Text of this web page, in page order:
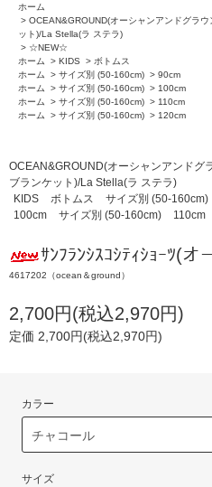
ホーム
> OCEAN&GROUND(オーシャンアンドグラ
ット)/La Stella(ラ ステラ)
> ☆NEW☆
ホーム
> KIDS > ボトムス
ホーム
> サイズ別 (50-160cm) > 90cm
ホーム
> サイズ別 (50-160cm) > 100cm
ホーム
> サイズ別 (50-160cm) > 110cm
ホーム
> サイズ別 (50-160cm) > 120cm
OCEAN&GROUND(オーシャンアンドグ
ブランケット)/La Stella(ラ ステラ)
KIDS
ボトムス サイズ別 (50-160cm)
100cm
サイズ別 (50-160cm) 110cm
ｻﾝﾌﾗﾝｼｽｺｼﾃｨｼｮｰﾂ(
4617202（ocean＆ground）
2,700円(税込2,970円)
定価 2,700円(税込2,970円)
カラー
サイズ